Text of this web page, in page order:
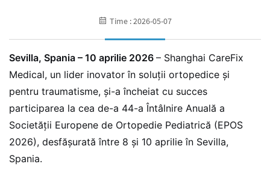
Time : 2026-05-07
Sevilla, Spania – 10 aprilie 2026 – Shanghai CareFix
Medical, un lider inovator în soluții ortopedice și
pentru traumatisme, și-a încheiat cu succes
participarea la cea de-a 44-a Întâlnire Anuală a
Societății Europene de Ortopedie Pediatrică (EPOS
2026), desfășurată între 8 și 10 aprilie în Sevilla,
Spania.